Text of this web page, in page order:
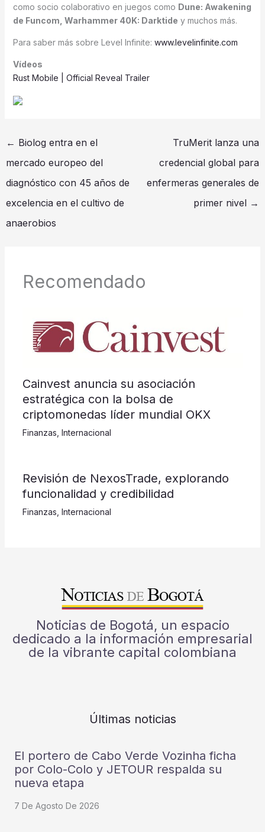
como socio colaborativo en juegos como Dune: Awakening
de Funcom, Warhammer 40K: Darktide y muchos más.
Para saber más sobre Level Infinite: www.levelinfinite.com
Vídeos
Rust Mobile | Official Reveal Trailer
← Biolog entra en el
mercado europeo del
diagnóstico con 45 años de
excelencia en el cultivo de
anaerobios
TruMerit lanza una
credencial global para
enfermeras generales de
primer nivel →
Recomendado
Cainvest anuncia su asociación
estratégica con la bolsa de
criptomonedas líder mundial OKX
Finanzas Internacional
Revisión de NexosTrade, explorando
funcionalidad y credibilidad
Finanzas Internacional
Noticias de Bogotá, un espacio
dedicado a la información empresarial
de la vibrante capital colombiana
Últimas noticias
El portero de Cabo Verde Vozinha ficha
por Colo-Colo y JETOUR respalda su
nueva etapa
7 De Agosto De 2026